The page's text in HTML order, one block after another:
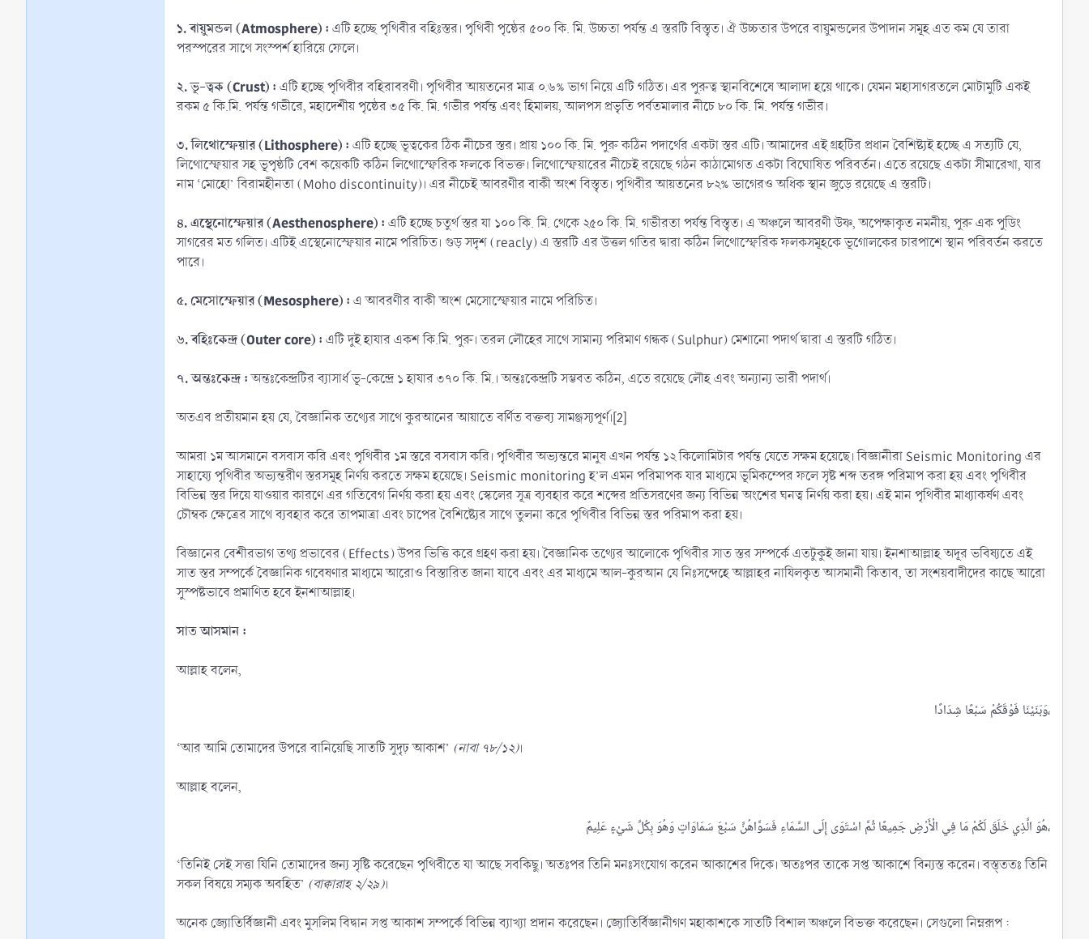
১. বায়ুমন্ডল (Atmosphere) : এটি হচ্ছে পৃথিবীর বহিঃস্তর। পৃথিবী পৃষ্ঠের ৫০০ কি. মি. উচ্চতা পর্যন্ত এ স্তরটি বিস্তৃত। ঐ উচ্চতার উপরে বায়ুমন্ডলের উপাদান সমূহ এত কম যে তারা
পরস্পরের সাথে সংস্পর্শ হারিয়ে ফেলে।
২. ভূ-ত্বক (Crust) : এটি হচ্ছে পৃথিবীর বহিরাবরণী। পৃথিবীর আয়তনের মাত্র ০.৬% ভাগ নিয়ে এটি গঠিত। এর পুরুত্ব স্থানবিশেষে আলাদা হয়ে থাকে। যেমন মহাসাগরতলে মোটামুটি একই
রকম ৫ কি.মি. পর্যন্ত গভীরে, মহাদেশীয় পৃষ্ঠের ৩৫ কি. মি. গভীর পর্যন্ত এবং হিমালয়, আলপস প্রভৃতি পর্বতমালার নীচে ৮০ কি. মি. পর্যন্ত গভীর।
৩. লিথোস্ফেয়ার (Lithosphere) : এটি হচ্ছে ভূত্বকের ঠিক নীচের স্তর। প্রায় ১০০ কি. মি. পুরু কঠিন পদার্থের একটা স্তর এটি। আমাদের এই গ্রহটির প্রধান বৈশিষ্ট্যই হচ্ছে এ সত্যটি যে,
লিথোস্ফেয়ার সহ ভূপৃষ্ঠটি বেশ কয়েকটি কঠিন লিথোস্ফেরিক ফলকে বিভক্ত। লিথোস্ফেয়ারের নীচেই রয়েছে গঠন কাঠামোগত একটা বিঘোষিত পরিবর্তন। এতে রয়েছে একটা সীমারেখা, যার
নাম ‘মোহো’ বিরামহীনতা (Moho discontinuity)। এর নীচেই আবরণীর বাকী অংশ বিস্তৃত। পৃথিবীর আয়তনের ৮২% ভাগেরও অধিক স্থান জুড়ে রয়েছে এ স্তরটি।
৪. এস্থেনোস্ফেয়ার (Aesthenosphere) : এটি হচ্ছে চতুর্থ স্তর যা ১০০ কি. মি. থেকে ২৫০ কি. মি. গভীরতা পর্যন্ত বিস্তৃত। এ অঞ্চলে আবরণী উষ্ণ, অপেক্ষাকৃত নমনীয়, পুরু এক পুডিং
সাগরের মত গলিত। এটিই এস্থেনোস্ফেয়ার নামে পরিচিত। গুড় সদৃশ (reacly) এ স্তরটি এর উত্তল গতির দ্বারা কঠিন লিথোস্ফেরিক ফলকসমূহকে ভূগোলকের চারপাশে স্থান পরিবর্তন করতে
পারে।
৫. মেসোস্ফেয়ার (Mesosphere) : এ আবরণীর বাকী অংশ মেসোস্ফেয়ার নামে পরিচিত।
৬. বহিঃকেন্দ্র (Outer core) : এটি দুই হাযার একশ কি.মি. পুরু। তরল লৌহের সাথে সামান্য পরিমাণ গন্ধক (Sulphur) মেশানো পদার্থ দ্বারা এ স্তরটি গঠিত।
৭. অন্তঃকেন্দ্র :অন্তঃকেন্দ্রটির ব্যাসার্ধ ভূ-কেন্দ্রে ১ হাযার ৩৭০ কি. মি.। অন্তঃকেন্দ্রটি সম্ভবত কঠিন, এতে রয়েছে লৌহ এবং অন্যান্য ভারী পদার্থ।
অতএব প্রতীয়মান হয় যে, বৈজ্ঞানিক তথ্যের সাথে কুরআনের আয়াতে বর্ণিত বক্তব্য সামঞ্জস্যপূর্ণ।[2]
আমরা ১ম আসমানে বসবাস করি এবং পৃথিবীর ১ম স্তরে বসবাস করি। পৃথিবীর অভ্যন্তরে মানুষ এখন পর্যন্ত ১২ কিলোমিটার পর্যন্ত যেতে সক্ষম হয়েছে। বিজ্ঞানীরা Seismic Monitoring এর
সাহায্যে পৃথিবীর অভ্যন্তরীণ স্তরসমূহ নির্ণয় করতে সক্ষম হয়েছে। Seismic monitoring হ’ল এমন পরিমাপক যার মাধ্যমে ভূমিকম্পের ফলে সৃষ্ট শব্দ তরঙ্গ পরিমাপ করা হয় এবং পৃথিবীর
বিভিন্ন স্তর দিয়ে যাওয়ার কারণে এর গতিবেগ নির্ণয় করা হয় এবং স্কেলের সূত্র ব্যবহার করে শব্দের প্রতিসরণের জন্য বিভিন্ন অংশের ঘনত্ব নির্ণয় করা হয়। এই মান পৃথিবীর মাধ্যাকর্ষণ এবং
চৌম্বক ক্ষেত্রের সাথে ব্যবহার করে তাপমাত্রা এবং চাপের বৈশিষ্ট্যের সাথে তুলনা করে পৃথিবীর বিভিন্ন স্তর পরিমাপ করা হয়।
বিজ্ঞানের বেশীরভাগ তথ্য প্রভাবের (Effects) উপর ভিত্তি করে গ্রহণ করা হয়। বৈজ্ঞানিক তথ্যের আলোকে পৃথিবীর সাত স্তর সম্পর্কে এতটুকুই জানা যায়। ইনশাআল্লাহ অদূর ভবিষ্যতে এই
সাত স্তর সম্পর্কে বৈজ্ঞানিক গবেষণার মাধ্যমে আরোও বিস্তারিত জানা যাবে এবং এর মাধ্যমে আল-কুরআন যে নিঃসন্দেহে আল্লাহর নাযিলকৃত আসমানী কিতাব, তা সংশয়বাদীদের কাছে আরো
সুস্পষ্টভাবে প্রমাণিত হবে ইনশাআল্লাহ।
সাত আসমান :
আল্লাহ বলেন,
وَبَنَيْنَا فَوْقَكُمْ سَبْعًا شِدَادًا،​
‘আর আমি তোমাদের উপরে বানিয়েছি সাতটি সুদৃঢ় আকাশ’ (নাবা ৭৮/১২)।
আল্লাহ বলেন,
هُوَ الَّذِي خَلَقَ لَكُمْ مَا فِي الْأَرْضِ جَمِيعًا ثُمَّ اسْتَوَى إِلَى السَّمَاءِ فَسَوَّاهُنَّ سَبْعَ سَمَاوَاتٍ وَهُوَ بِكُلِّ شَيْءٍ عَلِيمٌ،​
‘তিনিই সেই সত্তা যিনি তোমাদের জন্য সৃষ্টি করেছেন পৃথিবীতে যা আছে সবকিছু। অতঃপর তিনি মনঃসংযোগ করেন আকাশের দিকে। অতঃপর তাকে সপ্ত আকাশে বিন্যস্ত করেন। বস্ত্ততঃ তিনি
সকল বিষয়ে সম্যক অবহিত’ (বাক্বারাহ ২/২৯)।
অনেক জ্যোতির্বিজ্ঞানী এবং মুসলিম বিদ্বান সপ্ত আকাশ সম্পর্কে বিভিন্ন ব্যাখ্যা প্রদান করেছেন। জ্যোতির্বিজ্ঞানীগণ মহাকাশকে সাতটি বিশাল অঞ্চলে বিভক্ত করেছেন। সেগুলো নিম্নরূপ :